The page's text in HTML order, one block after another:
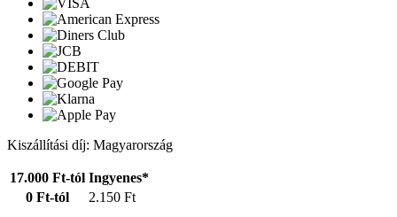
Kiszállítási díj: Magyarország
17.000 Ft-tól Ingyenes*
0 Ft-tól
2.150 Ft